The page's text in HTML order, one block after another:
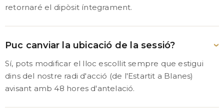
retornaré el dipòsit íntegrament.
Puc canviar la ubicació de la sessió?
Sí, pots modificar el lloc escollit sempre que estigui
dins del nostre radi d'acció (de l'Estartit a Blanes)
avisant amb 48 hores d'antelació.